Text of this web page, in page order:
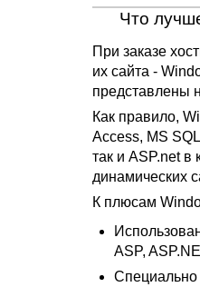
Что
При заказе
их сайта -
представлены
Как правило,
Access, MS
так и ASP.net в
динамических
К плюсам
ASP,
Специально